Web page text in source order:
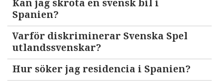
Kan jag skrota en svensk bil i
Spanien?
Varför diskriminerar Svenska Spel
utlandssvenskar?
Hur söker jag residencia i Spanien?